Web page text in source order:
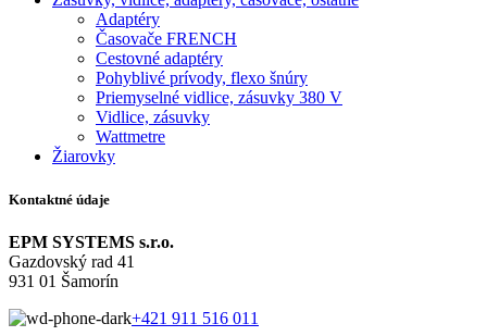
Adaptéry
Časovače FRENCH
Cestovné adaptéry
Pohyblivé prívody, flexo šnúry
Priemyselné vidlice, zásuvky 380 V
Vidlice, zásuvky
Wattmetre
Žiarovky
Kontaktné údaje
EPM SYSTEMS s.r.o.
Gazdovský rad 41
931 01 Šamorín
+421 911 516 011